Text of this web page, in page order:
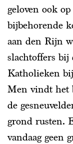
geloven ook
bijbehorende
aan den Rijn
slachtoffers bij
Katholieken
Men vindt het
de
grond rusten.
vandaag geen